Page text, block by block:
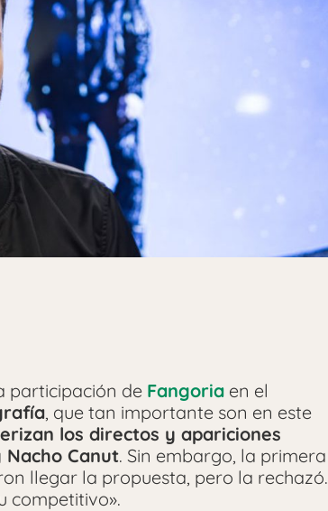
participación de Fangoria en el
, que tan importante son en este
los directos y apariciones
Nacho Canut. Sin embargo, la primera
llegar la propuesta, pero la rechazó.
competitivo».